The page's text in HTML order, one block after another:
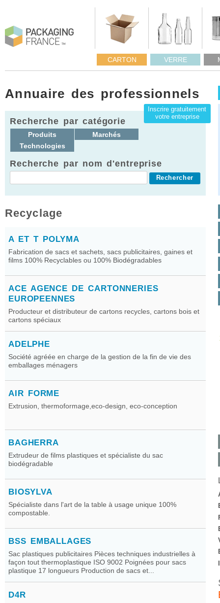
CARTON VERRE
Annuaire des professionnels
Recherche par catégorie
Produits
Marchés
Technologies
Recherche par nom d'entreprise
Inscrire gratuitement
votre entreprise
Recyclage
A ET T POLYMA
Fabrication de sacs et sachets, sacs publicitaires, gaines et
films 100% Recyclables ou 100% Biodégradables
ACE AGENCE DE CARTONNERIES
EUROPEENNES
Producteur et distributeur de cartons recycles, cartons bois et
cartons spéciaux
ADELPHE
Société agréée en charge de la gestion de la fin de vie des
emballages ménagers
AIR FORME
Extrusion, thermoformage,eco-design, eco-conception
BAGHERRA
Extrudeur de films plastiques et spécialiste du sac
biodégradable
BIOSYLVA
Spécialiste dans l'art de la table à usage unique 100%
compostable.
BSS EMBALLAGES
Sac plastiques publicitaires Pièces techniques industrielles à
façon tout thermoplastique ISO 9002 Poignées pour sacs
plastique 17 longueurs Production de sacs et...
D4R